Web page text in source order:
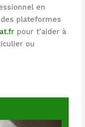
en
plateformes
pour t’aider à
ou